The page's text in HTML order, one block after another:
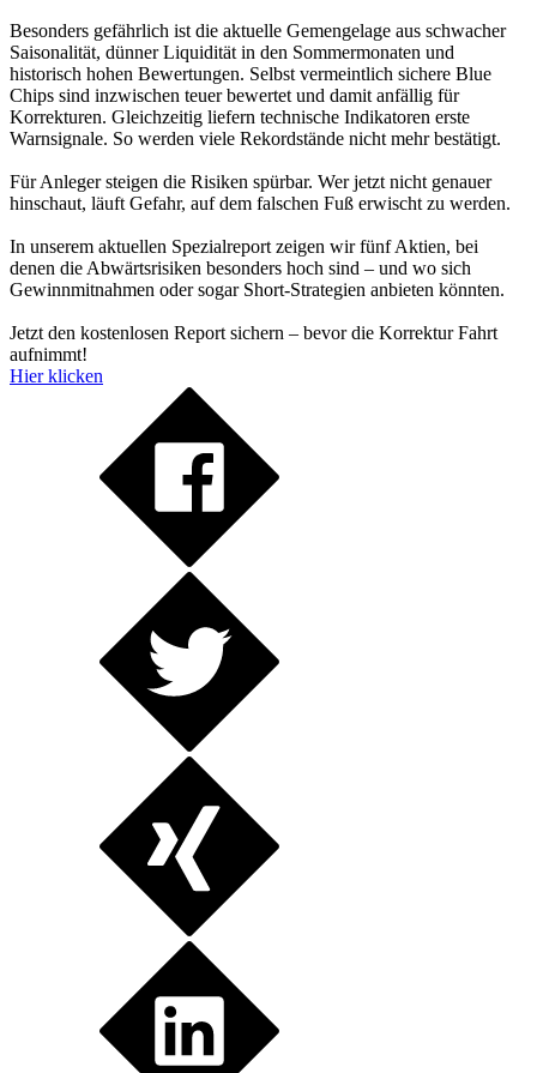
Besonders gefährlich ist die aktuelle Gemengelage aus schwacher
Saisonalität, dünner Liquidität in den Sommermonaten und
historisch hohen Bewertungen. Selbst vermeintlich sichere Blue
Chips sind inzwischen teuer bewertet und damit anfällig für
Korrekturen. Gleichzeitig liefern technische Indikatoren erste
Warnsignale. So werden viele Rekordstände nicht mehr bestätigt.
Für Anleger steigen die Risiken spürbar. Wer jetzt nicht genauer
hinschaut, läuft Gefahr, auf dem falschen Fuß erwischt zu werden.
In unserem aktuellen Spezialreport zeigen wir fünf Aktien, bei
denen die Abwärtsrisiken besonders hoch sind – und wo sich
Gewinnmitnahmen oder sogar Short-Strategien anbieten könnten.
Jetzt den kostenlosen Report sichern – bevor die Korrektur Fahrt
aufnimmt!
Hier klicken